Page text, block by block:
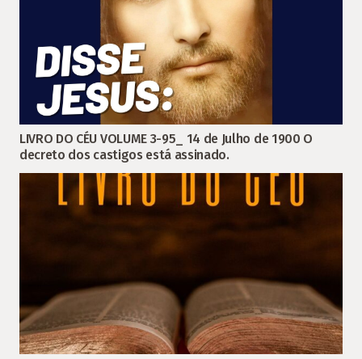
LIVRO DO CÉU VOLUME 3-95_ 14 de Julho de 1900 O
decreto dos castigos está assinado.